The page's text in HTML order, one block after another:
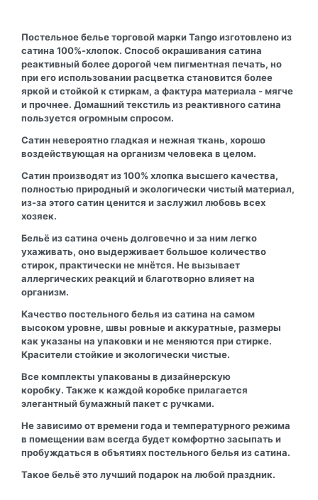
Постельное белье торговой марки Tango изготовлено из
сатина 100%-хлопок. Способ окрашивания сатина
реактивный более дорогой чем пигментная печать, но
при его использовании расцветка становится более
яркой и стойкой к стиркам, а фактура материала - мягче
и прочнее. Домашний текстиль из реактивного сатина
пользуется огромным спросом.
Сатин невероятно гладкая и нежная ткань, хорошо
воздействующая на организм человека в целом.
Сатин производят из 100% хлопка высшего качества,
полностью природный и экологически чистый материал,
из-за этого сатин ценится и заслужил любовь всех
хозяек.
Бельё из сатина очень долговечно и за ним легко
ухаживать, оно выдерживает большое количество
стирок, практически не мнётся. Не вызывает
аллергических реакций и благотворно влияет на
организм.
Качество постельного белья из сатина на самом
высоком уровне, швы ровные и аккуратные, размеры
как указаны на упаковки и не меняются при стирке.
Красители стойкие и экологически чистые.
Все комплекты упакованы в дизайнерскую
коробку. Также к каждой коробке прилагается
элегантный бумажный пакет с ручками.
Не зависимо от времени года и температурного режима
в помещении вам всегда будет комфортно засыпать и
пробуждаться в объятиях постельного белья из сатина.
Такое бельё это лучший подарок на любой праздник.